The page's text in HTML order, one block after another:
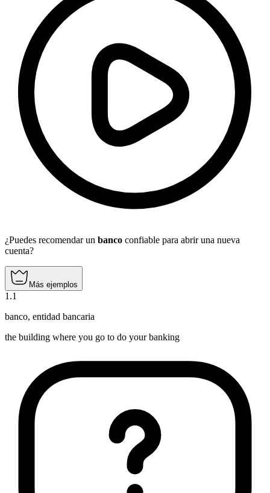
¿Puedes recomendar un banco confiable para abrir una nueva
cuenta?
Más ejemplos
1 .1
banco, entidad bancaria
the building where you go to do your banking